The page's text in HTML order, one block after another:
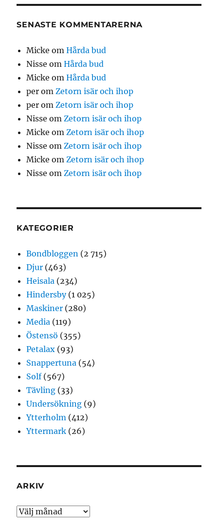
SENASTE KOMMENTARERNA
Micke omHårda bud
Nisse omHårda bud
Micke omHårda bud
per om Zetorn isär och ihop
per om Zetorn isär och ihop
Nisse om Zetorn isär och ihop
Micke om Zetorn isär och ihop
Nisse om Zetorn isär och ihop
Micke om Zetorn isär och ihop
Nisse om Zetorn isär och ihop
KATEGORIER
Bondbloggen (2 715)
Djur (463)
Heisala (234)
Hindersby(1 025)
Maskiner (280)
Media (119)
Östensö (355)
Petalax (93)
Snappertuna (54)
Solf(567)
Tävling (33)
Undersökning (9)
Ytterholm (412)
Yttermark (26)
ARKIV
Arkiv